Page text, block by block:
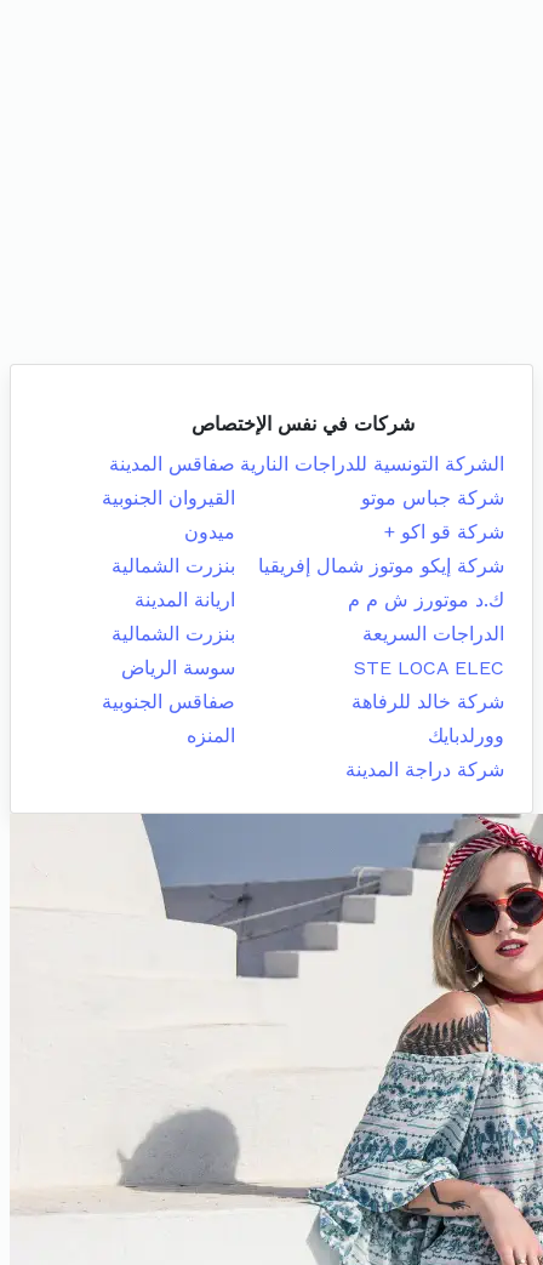
شركات في نفس الإختصاص
الشركة التونسية للدراجات النارية صفاقس المدينة
شركة جباس موتو
القيروان الجنوبية
شركة قو اكو +
ميدون
شركة إيكو موتوز شمال إفريقيا
بنزرت الشمالية
ك.د موتورز ش م م
اريانة المدينة
الدراجات السريعة
بنزرت الشمالية
STE LOCA ELEC
سوسة الرياض
شركة خالد للرفاهة
صفاقس الجنوبية
وورلدبايك
المنزه
شركة دراجة المدينة